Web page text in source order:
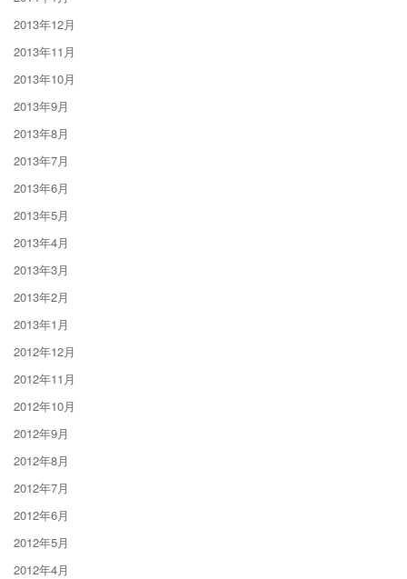
2013年12月
2013年11月
2013年10月
2013年9月
2013年8月
2013年7月
2013年6月
2013年5月
2013年4月
2013年3月
2013年2月
2013年1月
2012年12月
2012年11月
2012年10月
2012年9月
2012年8月
2012年7月
2012年6月
2012年5月
2012年4月